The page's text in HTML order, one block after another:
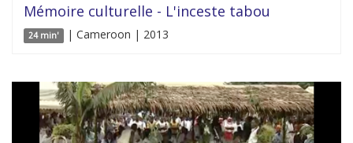
Mémoire culturelle - L'inceste tabou
24 min' | Cameroon | 2013